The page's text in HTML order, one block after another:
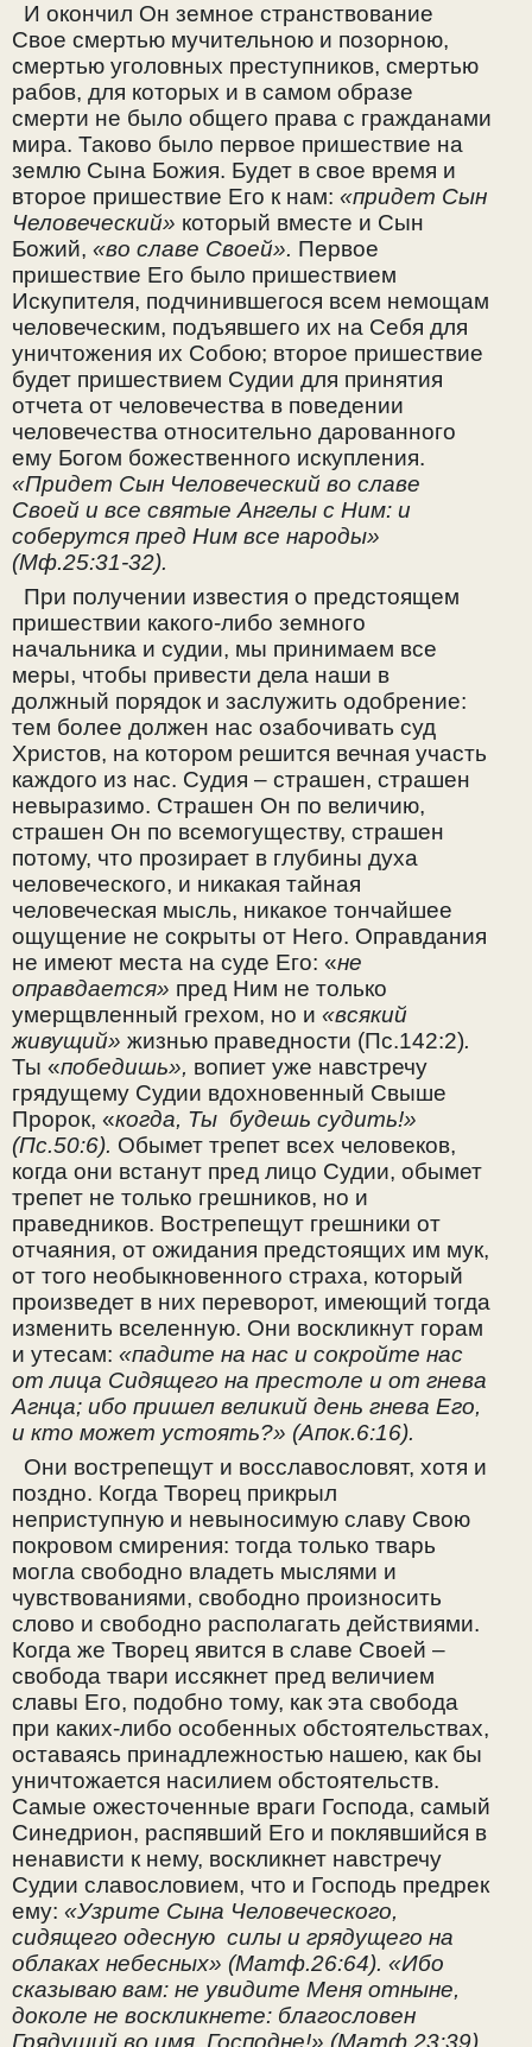
И окончил Он земное странствование
Свое смертью мучительною и позорною,
смертью уголовных преступников, смертью
рабов, для которых и в самом образе
смерти не было общего права с гражданами
мира. Таково было первое пришествие на
землю Сына Божия. Будет в свое время и
второе пришествие Его к нам: «придет Сын
Человеческий» который вместе и Сын
Божий, «во славе Своей». Первое
пришествие Его было пришествием
Искупителя, подчинившегося всем немощам
человеческим, подъявшего их на Себя для
уничтожения их Собою; второе пришествие
будет пришествием Судии для принятия
отчета от человечества в поведении
человечества относительно дарованного
ему Богом божественного искупления.
«Придет Сын Человеческий во славе
Своей и все святые Ангелы с Ним: и
соберутся пред Ним все народы»
(Мф.25:31-32).
При получении известия о предстоящем
пришествии какого-либо земного
начальника и судии, мы принимаем все
меры, чтобы привести дела наши в
должный порядок и заслужить одобрение:
тем более должен нас озабочивать суд
Христов, на котором решится вечная участь
каждого из нас. Судия – страшен, страшен
невыразимо. Страшен Он по величию,
страшен Он по всемогуществу, страшен
потому, что прозирает в глубины духа
человеческого, и никакая тайная
человеческая мысль, никакое тончайшее
ощущение не сокрыты от Него. Оправдания
не имеют места на суде Его: «не
оправдается» пред Ним не только
умерщвленный грехом, но и «всякий
живущий» жизнью праведности (Пс.142:2).
Ты «победишь», вопиет уже навстречу
грядущему Судии вдохновенный Свыше
Пророк, «когда, Ты будешь судить!»
(Пс.50:6). Обымет трепет всех человеков,
когда они встанут пред лицо Судии, обымет
трепет не только грешников, но и
праведников. Вострепещут грешники от
отчаяния, от ожидания предстоящих им мук,
от того необыкновенного страха, который
произведет в них переворот, имеющий тогда
изменить вселенную. Они воскликнут горам
и утесам: «падите на нас и сокройте нас
от лица Сидящего на престоле и от гнева
Агнца; ибо пришел великий день гнева Его,
и кто может устоять?» (Апок.6:16).
Они вострепещут и восславословят, хотя и
поздно. Когда Творец прикрыл
неприступную и невыносимую славу Свою
покровом смирения: тогда только тварь
могла свободно владеть мыслями и
чувствованиями, свободно произносить
слово и свободно располагать действиями.
Когда же Творец явится в славе Своей –
свобода твари иссякнет пред величием
славы Его, подобно тому, как эта свобода
при каких-либо особенных обстоятельствах,
оставаясь принадлежностью нашею, как бы
уничтожается насилием обстоятельств.
Самые ожесточенные враги Господа, самый
Синедрион, распявший Его и поклявшийся в
ненависти к нему, воскликнет навстречу
Судии славословием, что и Господь предрек
ему: «Узрите Сына Человеческого,
сидящего одесную силы и грядущего на
облаках небесных» (Матф.26:64). «Ибо
сказываю вам: не увидите Меня отныне,
доколе не воскликнете: благословен
Грядущий во имя Господне!» (Матф.23:39).